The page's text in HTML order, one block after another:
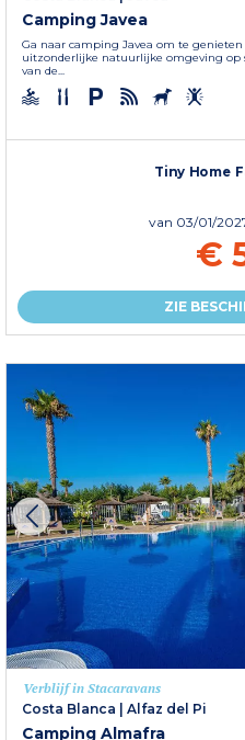
Camping Javea
Ga naar camping Javea om te genieten
uitzonderlijke natuurlijke omgeving op
van de...
Tiny Home
van 03/01/
€
ZIE
Verblijf in Stacaravans
Costa Blanca
Alfaz del Pi
Camping Almafra